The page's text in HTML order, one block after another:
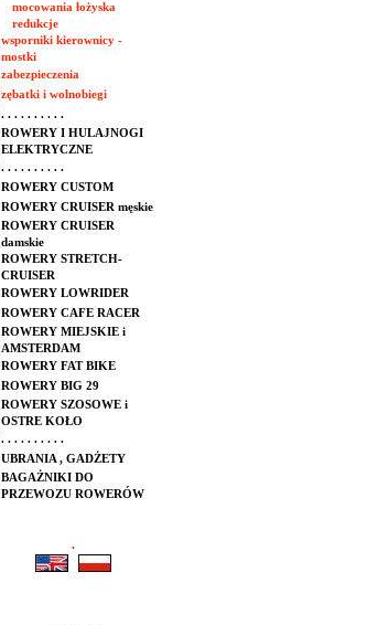
mocowania łożyska
redukcje
wsporniki kierownicy -
mostki
zabezpieczenia
zębatki i wolnobiegi
. . . . . . . . . .
ROWERY I HULAJNOGI
ELEKTRYCZNE
. . . . . . . . . .
ROWERY CUSTOM
ROWERY CRUISER męskie
ROWERY CRUISER
damskie
ROWERY STRETCH-
CRUISER
ROWERY LOWRIDER
ROWERY CAFE RACER
ROWERY MIEJSKIE i
AMSTERDAM
ROWERY FAT BIKE
ROWERY BIG 29
ROWERY SZOSOWE i
OSTRE KOŁO
. . . . . . . . . .
UBRANIA , GADŻETY
BAGAŻNIKI DO
PRZEWOZU ROWERÓW
.